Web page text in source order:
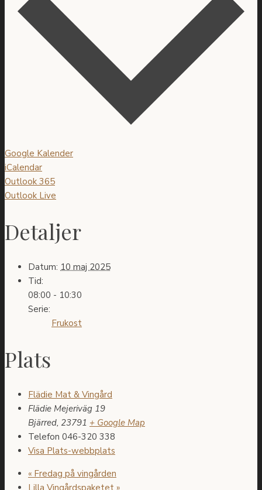
Google Kalender
iCalendar
Outlook 365
Outlook Live
Detaljer
Datum: 10 maj 2025
Tid:
08:00 - 10:30
Serie:
Frukost
Plats
Flädie Mat & Vingård
Flädie Mejeriväg 19
Bjärred, 23791 + Google Map
Telefon 046-320 338
Visa Plats-webbplats
« Fredag på vingården
Lilla Vingårdspaketet »